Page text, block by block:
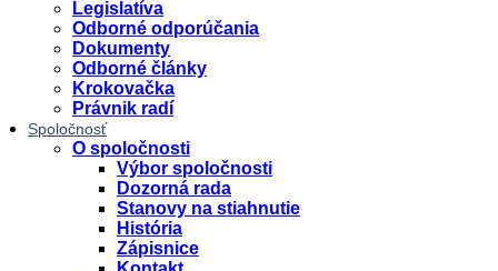
Legislatíva
Odborné odporúčania
Dokumenty
Odborné články
Krokovačka
Právnik radí
Spoločnosť
O spoločnosti
Výbor spoločnosti
Dozorná rada
Stanovy na stiahnutie
História
Zápisnice